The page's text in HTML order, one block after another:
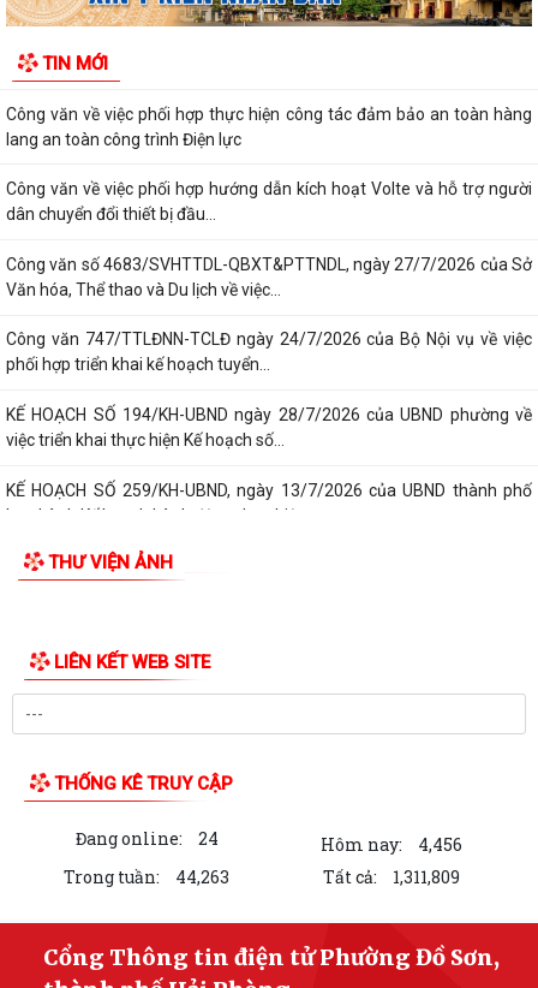
TIN MỚI
dân thành phố Hải Phòng Quy định mức...
Công văn về việc phối hợp thực hiện công tác đảm bảo an toàn hàng
lang an toàn công trình Điện lực
Công văn về việc phối hợp hướng dẫn kích hoạt Volte và hỗ trợ người
dân chuyển đổi thiết bị đầu...
Công văn số 4683/SVHTTDL-QBXT&PTTNDL, ngày 27/7/2026 của Sở
Văn hóa, Thể thao và Du lịch về việc...
Công văn 747/TTLĐNN-TCLĐ ngày 24/7/2026 của Bộ Nội vụ về việc
phối hợp triển khai kế hoạch tuyển...
KẾ HOẠCH SỐ 194/KH-UBND ngày 28/7/2026 của UBND phường về
việc triển khai thực hiện Kế hoạch số...
KẾ HOẠCH SỐ 259/KH-UBND, ngày 13/7/2026 của UBND thành phố
ban hành Kế hoạch hành động thực hiện...
PHƯỜNG ĐỒ SƠN THAM DỰ HỘI NGHỊ TOÀN QUỐC NGHIÊN CỨU, HỌC
phố về việc khai thác tài liệu số...
LUẬT SỐ 122/2025/QH15 LUẬT THƯƠNG MẠI ĐIỆN TỬ
hiện Kế hoạch số 247/KH-UBND ngày...
KẾ HOẠCH SỐ 247/KH-UBND, ngày 04/7/2026 Về việc triển khai thi
hành Luật Thương mại điện tử
Nghị quyết số 88/NQ-CP ngày...
THƯ VIỆN ẢNH